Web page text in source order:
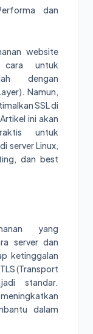
dan
website
untuk
dengan
Namun,
SSL di
ini akan
untuk
server Linux,
dan best
yang
server dan
ketinggalan
(Transport
standar.
dalam